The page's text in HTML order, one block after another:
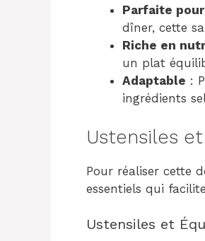
Parfaite
dîner, cette
Riche en
un plat
Adaptable :
ingrédients
Ustensiles
Pour réaliser cette
essentiels qui
Ustensiles et